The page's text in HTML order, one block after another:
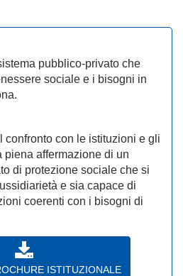
pubblico-privato che
sociale e i bisogni in
confronto con le istituzioni e gli
piena affermazione di un
di protezione sociale che si
e sia capace di
coerenti con i bisogni di
ISTITUZIONALE